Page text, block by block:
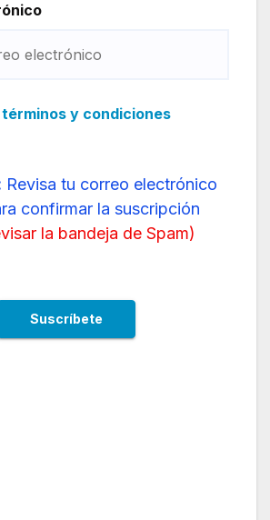
términos y condiciones
Revisa tu correo electrónico
confirmar la suscripción
la bandeja de Spam)